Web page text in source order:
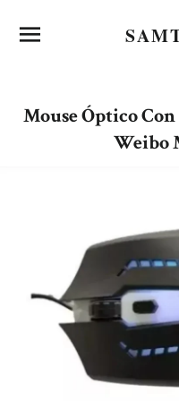
NAVEGACIÓN
Mouse Óptico
Weibo